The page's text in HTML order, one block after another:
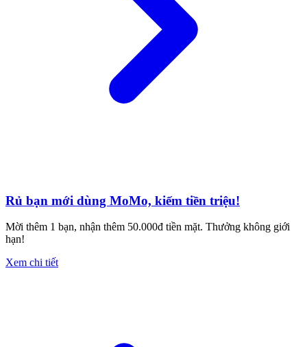
Rủ bạn mới dùng MoMo, kiếm tiền triệu!
Mời thêm 1 bạn, nhận thêm 50.000đ tiền mặt. Thưởng không giới
hạn!
Xem chi tiết